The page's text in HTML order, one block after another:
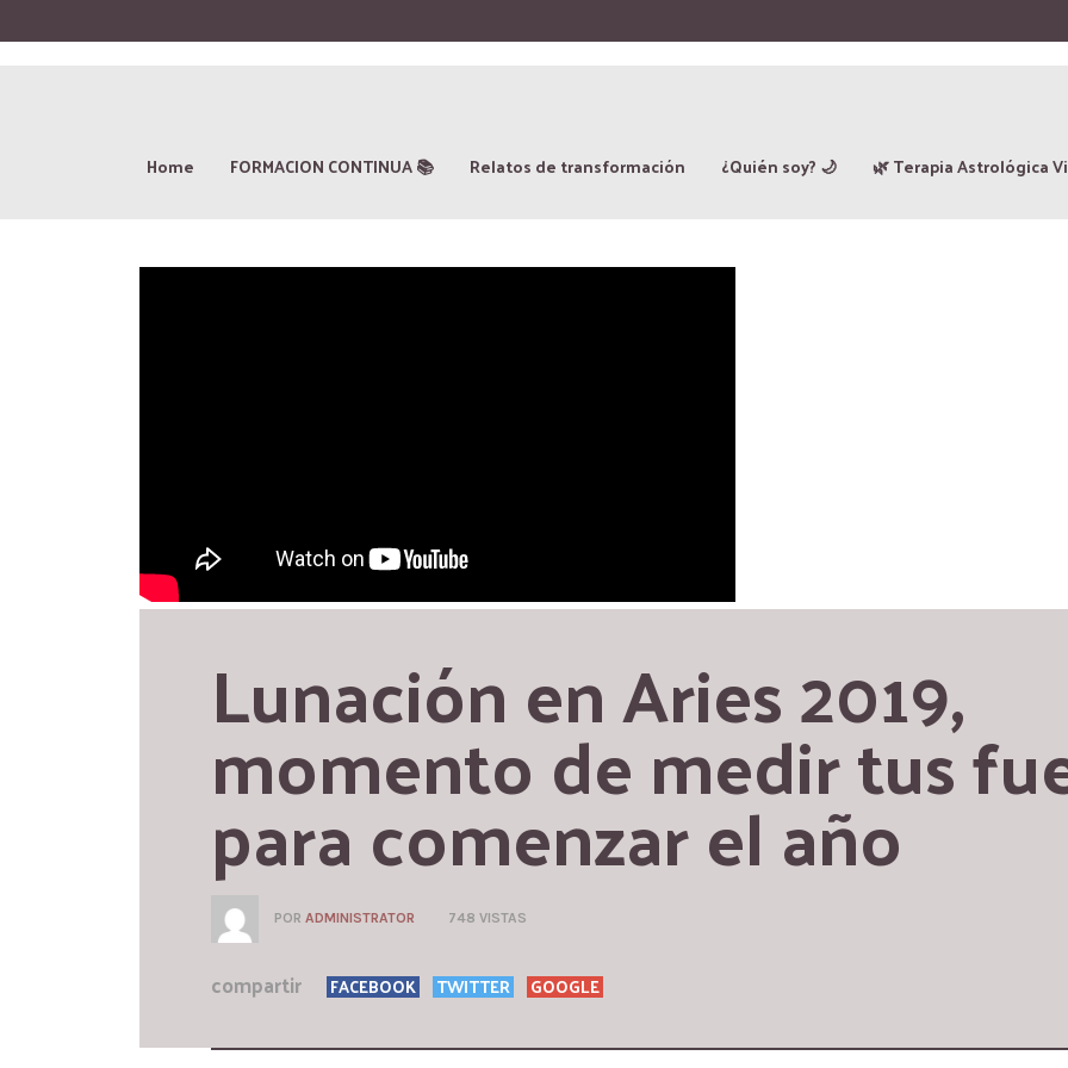
Home FORMACION CONTINUA 📚 Relatos de transformación ¿Quién soy? 🌙 🌿 Terapia Astrológica
Lunación en Aries 2019,
momento de medir tus
para comenzar el año
POR ADMINISTRATOR 748 VISTAS
compartir FACEBOOK TWITTER GOOGLE